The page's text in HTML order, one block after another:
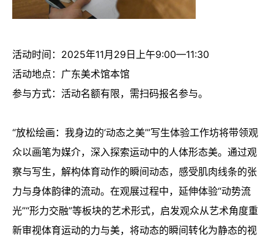
活动时间：2025年11月29日上午9:00—11:30
活动地点：广东美术馆本馆
参与方式：活动名额有限，需扫码报名参与。
“放松绘画：我身边的‘动态之美’”写生体验工作坊将带领观
众以画笔为媒介，深入探索运动中的人体形态美。通过观
察与写生，解构体育动作的瞬间动态，感受肌肉线条的张
力与身体韵律的流动。在观展过程中，延伸体验“动势流
光”“形力交融”等板块的艺术形式，启发观众从艺术角度重
新审视体育运动的力与美，将动态的瞬间转化为静态的视